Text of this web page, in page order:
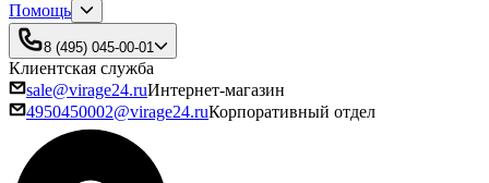
Помощь
8 (495) 045-00-01
Клиентская служба
sale@virage24.ruИнтернет-магазин
4950450002@virage24.ruКорпоративный отдел